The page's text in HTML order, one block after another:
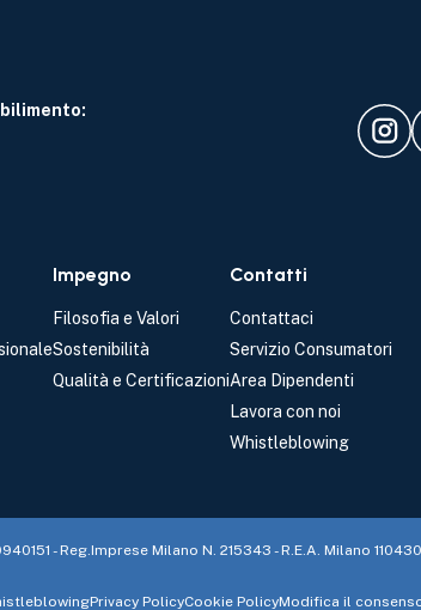
Impegno
Filosofia e Valori
Sostenibilità
Qualità e Certificazioni
Contatti
Contattaci
Servizio Consumatori
Area Dipendenti
Lavora con noi
Whistleblowing
- Reg.Imprese Milano N. 215343 - R.E.A. Milano
Privacy PolicyCookie PolicyModifica il